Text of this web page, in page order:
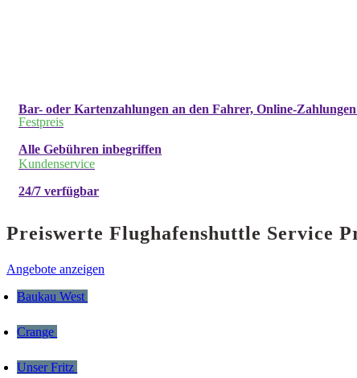
Bar- oder Kartenzahlungen an den Fahrer, Online-
Festpreis
Alle Gebühren inbegriffen
Kundenservice
24/7 verfügbar
Preiswerte Flughafenshuttle Service
Angebote anzeigen
Baukau West
Crange
Unser Fritz